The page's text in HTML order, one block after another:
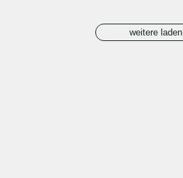
weitere laden